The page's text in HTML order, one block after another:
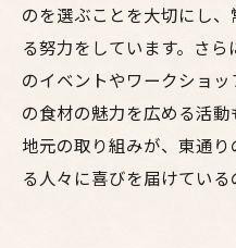
のを選ぶことを大切にし
る努力をしています。さ
のイベントやワークショ
の食材の魅力を広める活
地元の取り組みが、東通
る人々に喜びを届けている